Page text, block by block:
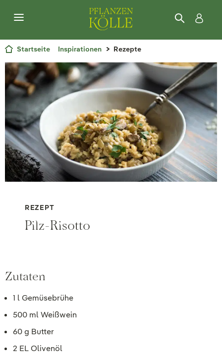
Startseite Inspirationen Rezepte
REZEPT
Pilz-Risotto
Zutaten
1 l Gemüsebrühe
500 ml Weißwein
60 g Butter
2 EL Olivenöl